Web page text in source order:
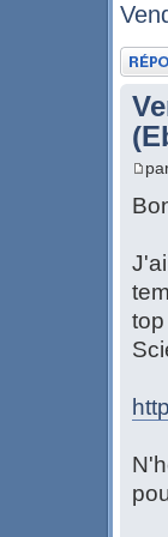
Publier